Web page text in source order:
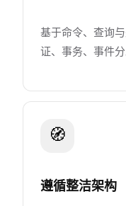
基于命令、查询
证、事务、事件分
🧭
遵循整洁架构